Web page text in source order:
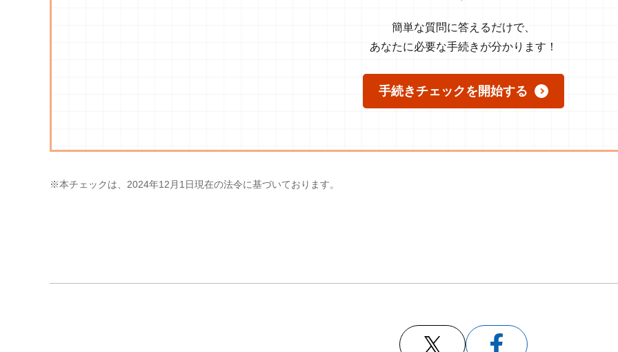
簡単な質問に答えるだけで、
あなたに必要な手続きが分かります！
手続きチェックを開始する
※本チェックは、2024年12月1日現在の法令に基づいております。